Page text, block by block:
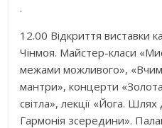
.
12.00 Відкриття виставки
Чінмоя. Майстер-класи
межами можливого»,
мантри», концерти
світла», лекції «Йога.
Гармонія зсередини».